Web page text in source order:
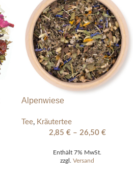
Alpenwiese
Tee, Kräutertee
2,85 € – 26,50 €
Enthält 7% MwSt.
zzgl. Versand